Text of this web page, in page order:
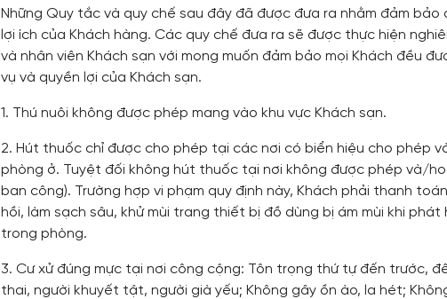
Những Quy tắc và quy chế sau đây đã được đưa ra nhằm đảm
lợi ích của Khách hàng. Các quy chế đưa ra sẽ được thực hiện
và nhân viên Khách sạn với mong muốn đảm bảo mọi Khách đều
vụ và quyền lợi của Khách sạn.
1. Thú nuôi không được phép mang vào khu vực Khách sạn.
2. Hút thuốc chỉ được cho phép tại các nơi có biển hiệu cho phép
phòng ở. Tuyệt đối không hút thuốc tại nơi không được phép và/
ban công). Trường hợp vi phạm quy định này, Khách phải thanh
hồi, làm sạch sâu, khử mùi trang thiết bị đồ dùng bị ám mùi khi
trong phòng.
3. Cư xử đúng mực tại nơi công cộng: Tôn trọng thứ tự đến trước,
thai, người khuyết tật, người già yếu; Không gây ồn ào, la hét;